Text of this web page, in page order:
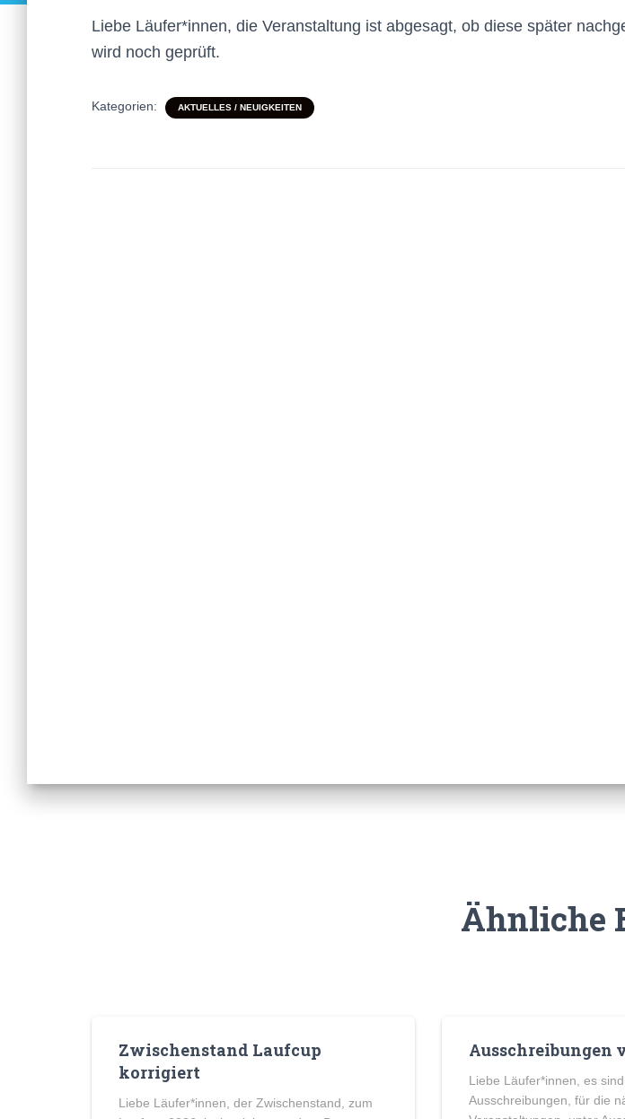
Liebe Läufer*innen, die Veranstaltung ist abgesagt, ob diese später
wird noch geprüft.
Kategorien: AKTUELLES / NEUIGKEITEN
Ähnliche
Zwischenstand Laufcup
korrigiert
Liebe Läufer*innen, der Zwischenstand, zum
Ausschreibungen
Liebe Läufer*innen, es
Ausschreibungen, für die